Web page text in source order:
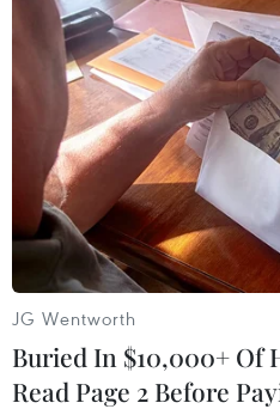
Trong thời gian áp dụng biện
người dân không được đi ra
y tế, trường hợp thực hiện
như cấp cứu, khám chữa
khác. Trong ảnh: Nhà thờ Đức
sửa chữa. (Ảnh: Ngô
JG Wentworth
Buried In $10,000+ Of
Read Page 2 Before